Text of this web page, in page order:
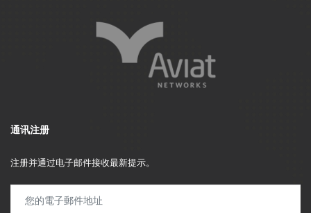
通讯注册
注册并通过电子邮件接收最新提示。